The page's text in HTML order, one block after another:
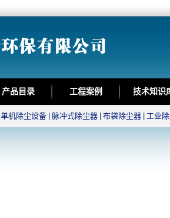
产品目录 工程案例 技术知识
单机除尘设备 脉冲式除尘器 布袋除尘器 工业